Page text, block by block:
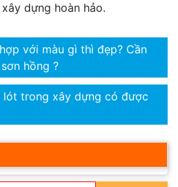
dựng hoàn hảo.
với màu gì thì đẹp? Cần
hồng ?
lót trong xây dựng có được